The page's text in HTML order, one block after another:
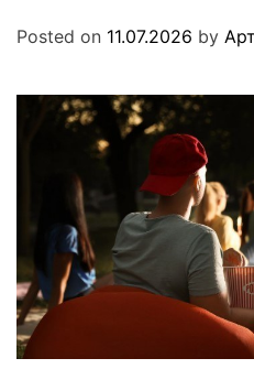
Posted on 11.07.2026 by